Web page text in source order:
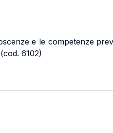
e le competenze
(cod. 6102)